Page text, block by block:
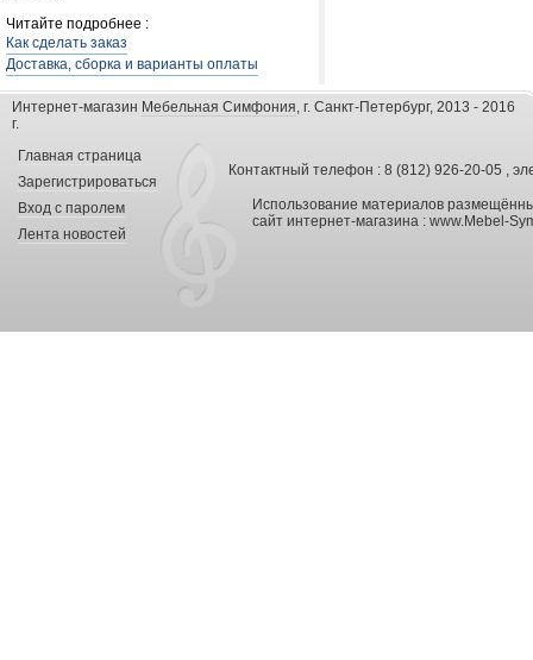
Читайте подробнее :
Как сделать заказ
Доставка, сборка и варианты оплаты
Интернет-магазин Мебельная Симфония, г. Санкт-Петербург, 2013 - 2016
г.
Главная страница
Зарегистрироваться
Вход с паролем
Лента новостей
Контактный телефон : 8 (812) 926-20-05 ,
Использование материалов
сайт интернет-магазина : www.Mebel-